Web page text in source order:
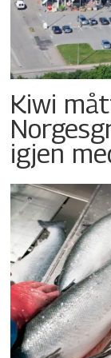
Kiwi
igjen